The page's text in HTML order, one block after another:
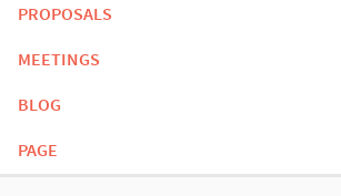
PROPOSALS
MEETINGS
BLOG
PAGE